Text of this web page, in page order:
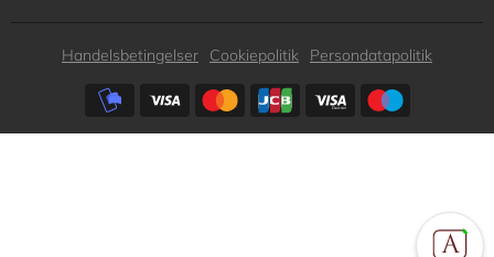
Subfooter
Handelsbetingelser Cookiepolitik
Persondatapolitik
Subfooter
payment
options